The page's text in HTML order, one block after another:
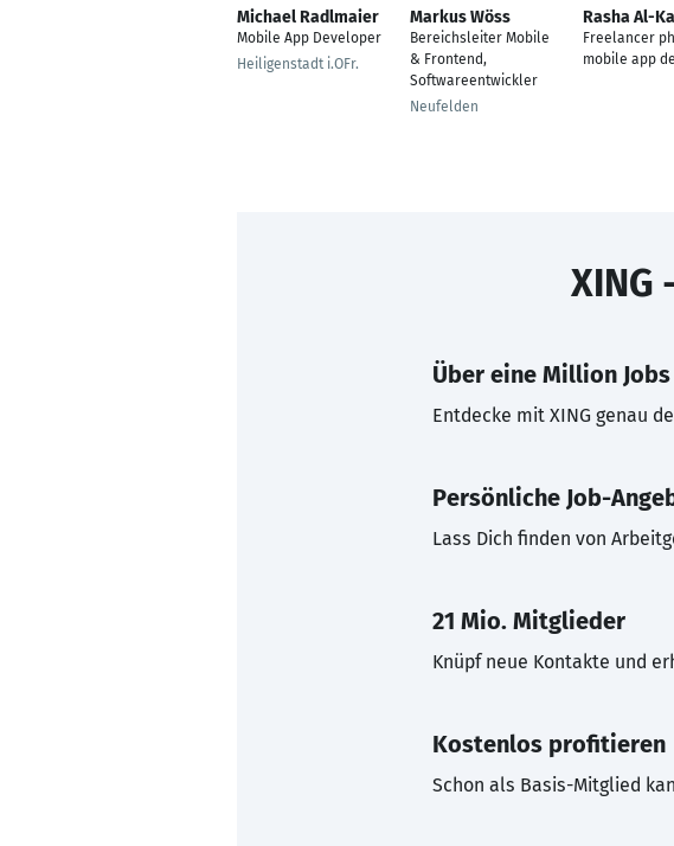
Michael Radlmaier
Mobile App Developer
Heiligenstadt i.OFr.
Markus Wöss
Bereichsleiter Mobile
& Frontend,
Softwareentwickler
Neufelden
Rasha Al-
Freelancer
mobile app
XING
Über eine Million Jobs
Entdecke mit XING genau
Persönliche Job-
Lass Dich finden von
21 Mio. Mitglieder
Knüpf neue Kontakte und
Kostenlos profitieren
Schon als Basis-Mitglied